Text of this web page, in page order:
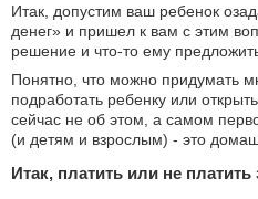
Итак, допустим ваш ребенок
денег» и пришел к вам с этим
решение и что-то ему
Понятно, что можно придумать
подработать ребенку или
сейчас не об этом, а самом
(и детям и взрослым) - это
Итак, платить или не